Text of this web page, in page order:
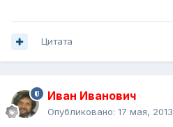
Цитата
Иван Иванович
Опубликовано: 17 мая, 2013